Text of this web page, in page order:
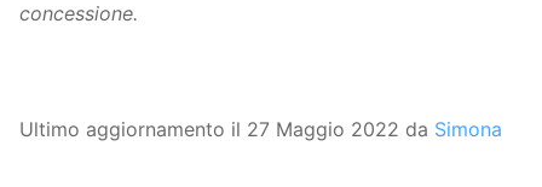
concessione.
Ultimo aggiornamento il 27 Maggio 2022 da Simona